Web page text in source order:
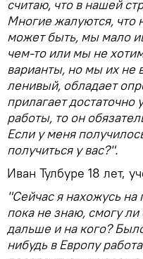
считаю, что в нашей
Многие жалуются, что
может быть, мы мало
чем-то или мы не
варианты, но мы их не
ленивый, обладает
прилагает достаточно
работы, то он
Если у меня
получиться у вас?".
Иван Тулбуре 18 лет,
"Сейчас я нахожусь на
пока не знаю, смогу
дальше и на кого?
нибудь в Европу